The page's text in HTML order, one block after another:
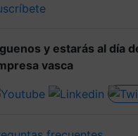
y estarás al día
vasca